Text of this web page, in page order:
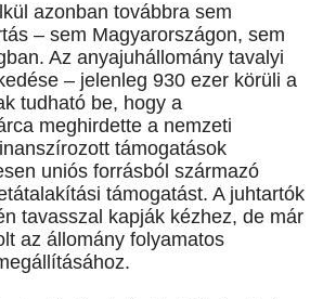
azonban továbbra sem
– sem Magyarországon, sem
Az anyajuhállomány tavalyi
– jelenleg 930 ezer körüli a
tudható be, hogy a
meghirdette a nemzeti
támogatások
uniós forrásból származó
támogatást. A juhtartók
tavasszal kapják kézhez, de már
az állomány folyamatos